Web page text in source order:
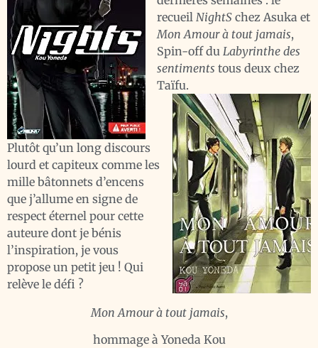
recueil NightS chez Asuka et
Mon Amour à tout jamais,
Spin-off du Labyrinthe des
sentiments tous deux chez
Taïfu.
Plutôt qu’un long discours
lourd et capiteux comme les
mille bâtonnets d’encens
que j’allume en signe de
respect éternel pour cette
auteure dont je bénis
l’inspiration, je vous
propose un petit jeu ! Qui
relève le défi ?
Mon Amour à tout jamais,
hommage à Yoneda Kou